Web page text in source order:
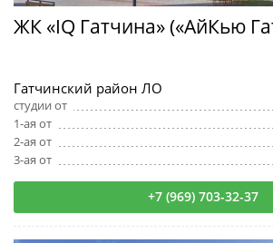
ЖК «IQ Гатчина» («АйКью
Гатчинский район ЛО
студии от
1-ая от
2-ая от
3-ая от
+7 (969) 703-32-37